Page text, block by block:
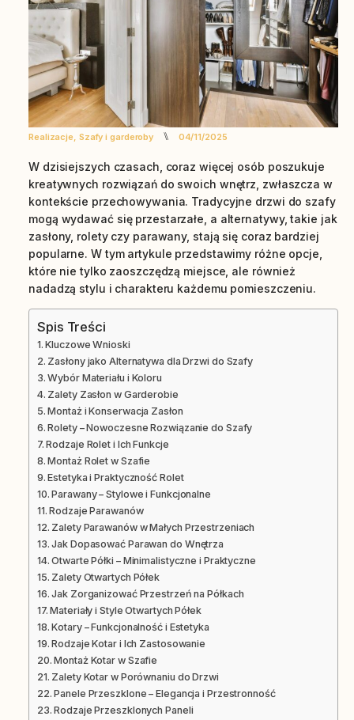
Realizacje, Szafy i garderoby ⑊ 04/11/2025
W dzisiejszych czasach, coraz więcej osób poszukuje
kreatywnych rozwiązań do swoich wnętrz, zwłaszcza w
kontekście przechowywania. Tradycyjne drzwi do szafy
mogą wydawać się przestarzałe, a alternatywy, takie jak
zasłony, rolety czy parawany, stają się coraz bardziej
popularne. W tym artykule przedstawimy różne opcje,
które nie tylko zaoszczędzą miejsce, ale również
nadadzą stylu i charakteru każdemu pomieszczeniu.
Spis Treści
Kluczowe Wnioski
Zasłony jako Alternatywa dla Drzwi do Szafy
Wybór Materiału i Koloru
Zalety Zasłon w Garderobie
Montaż i Konserwacja Zasłon
Rolety – Nowoczesne Rozwiązanie do Szafy
Rodzaje Rolet i Ich Funkcje
Montaż Rolet w Szafie
Estetyka i Praktyczność Rolet
Parawany – Stylowe i Funkcjonalne
Rodzaje Parawanów
Zalety Parawanów w Małych Przestrzeniach
Jak Dopasować Parawan do Wnętrza
Otwarte Półki – Minimalistyczne i Praktyczne
Zalety Otwartych Półek
Jak Zorganizować Przestrzeń na Półkach
Materiały i Style Otwartych Półek
Kotary – Funkcjonalność i Estetyka
Rodzaje Kotar i Ich Zastosowanie
Montaż Kotar w Szafie
Zalety Kotar w Porównaniu do Drzwi
Panele Przeszklone – Elegancja i Przestronność
Rodzaje Przeszklonych Paneli